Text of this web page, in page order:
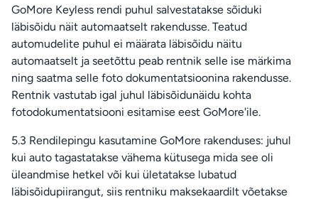
GoMore Keyless rendi puhul salvestatakse sõiduki
läbisõidu näit automaatselt rakendusse. Teatud
automudelite puhul ei määrata läbisõidu näitu
automaatselt ja seetõttu peab rentnik selle ise märkima
ning saatma selle foto dokumentatsioonina rakendusse.
Rentnik vastutab igal juhul läbisõidunäidu kohta
fotodokumentatsiooni esitamise eest GoMore'ile.
5.3 Rendilepingu kasutamine GoMore rakenduses: juhul
kui auto tagastatakse vähema kütusega mida see oli
üleandmise hetkel või kui ületatakse lubatud
läbisõidupiirangut, siis rentniku maksekaardilt võetakse